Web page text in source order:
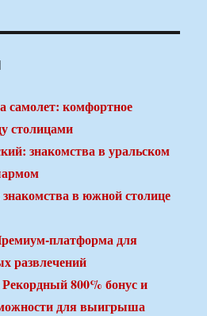
самолет: комфортное
столицами
знакомства в уральском
в южной столице
платформа для
развлечений
800% бонус и
для выигрыша